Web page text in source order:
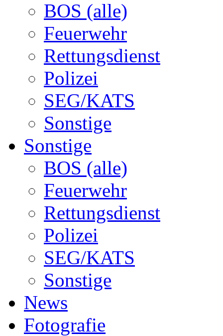
BOS (alle)
Feuerwehr
Rettungsdienst
Polizei
SEG/KATS
Sonstige
Sonstige
BOS (alle)
Feuerwehr
Rettungsdienst
Polizei
SEG/KATS
Sonstige
News
Fotografie